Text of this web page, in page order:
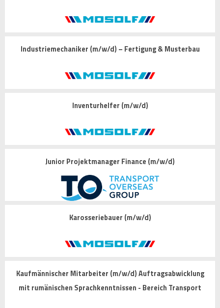
Industriemechaniker (m/w/d) – Fertigung & Musterbau
Inventurhelfer (m/w/d)
Junior Projektmanager Finance (m/w/d)
Karosseriebauer (m/w/d)
Kaufmännischer Mitarbeiter (m/w/d) Auftragsabwicklung
mit rumänischen Sprachkenntnissen - Bereich Transport